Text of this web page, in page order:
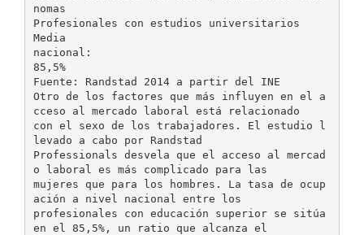
nomas
Profesionales con estudios universitarios
Media
nacional:
85,5%
Fuente: Randstad 2014 a partir del INE
Otro de los factores que más influyen en el a
cceso al mercado laboral está relacionado
con el sexo de los trabajadores. El estudio l
levado a cabo por Randstad
Professionals desvela que el acceso al mercad
o laboral es más complicado para las
mujeres que para los hombres. La tasa de ocup
ación a nivel nacional entre los
profesionales con educación superior se sitúa
en el 85,5%, un ratio que alcanza el